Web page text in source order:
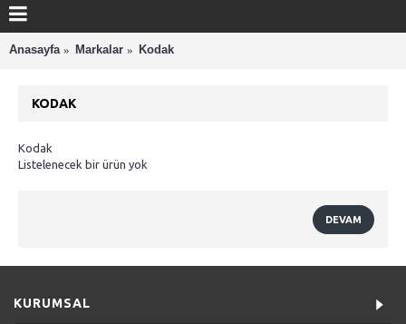
Anasayfa Markalar Kodak
KODAK
Kodak
Listelenecek bir ürün yok
DEVAM
KURUMSAL